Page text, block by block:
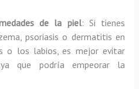
de la piel: Si tienes
psoriasis o dermatitis en
o los labios, es mejor evitar
que podría empeorar la